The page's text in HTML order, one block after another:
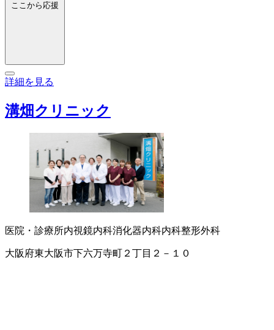
ここから応援
詳細を見る
溝畑クリニック
医院・診療所内視鏡内科消化器内科内科整形外科
大阪府東大阪市下六万寺町２丁目２－１０